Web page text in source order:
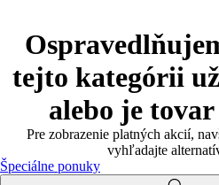
tejto kategórii
alebo je
Pre zobrazenie platných akcií,
vyhľadajte
Špeciálne ponuky